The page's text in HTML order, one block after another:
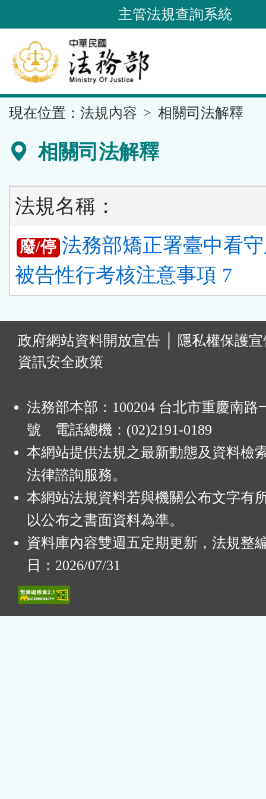
到
要
內
容
區
主管法規查詢系統
現在位置： 法規內容 相關司法解釋
相關司法解釋
法規名稱：
廢/停 法務部矯正署臺中看
被告性行考核注意事項 7
政府網站資料開放宣告
隱私權保護
資訊安全政策
法務部本部：100204 台北市重慶南路
號 電話總機：(02)2191-0189
本網站提供法規之最新動態及資料檢
法律諮詢服務。
本網站法規資料若與機關公布文字有
以公布之書面資料為準。
資料庫內容雙週五定期更新，法規整
日：2026/07/31